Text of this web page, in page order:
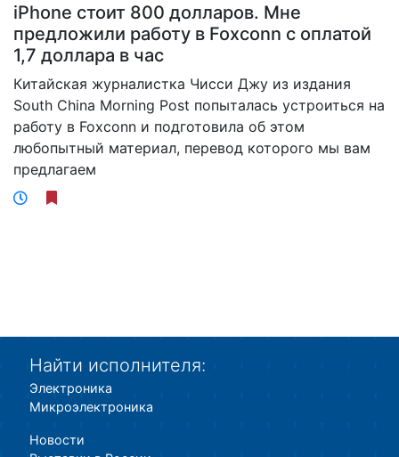
iPhone стоит 800 долларов. Мне
предложили работу в Foxconn с оплатой
1,7 доллара в час
Китайская журналистка Чисси Джу из издания
South China Morning Post попыталась устроиться на
работу в Foxconn и подготовила об этом
любопытный материал, перевод которого мы вам
предлагаем
Найти исполнителя:
Электроника
Микроэлектроника
Новости